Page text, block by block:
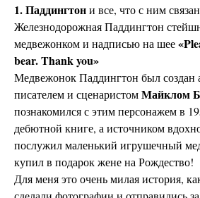
1. Паддингтони все, что с ним
Железнодорожная Паддингтон
медвежонком и надписью на шее
bear. Thank you»
Медвежонок Паддингтон был создан
писателем и сценаристомМайклом
познакомился с этим персонажем в
дебютной книге, а источником
послужил маленький игрушечный
купил в подарок жене на Рождество!
Для меня это очень милая история,